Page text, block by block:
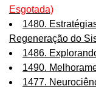
Esgotada)
1480.
Regeneração do
1486.
1490.
1477.